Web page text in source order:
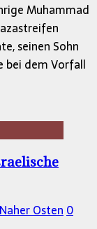
Muhammad
seinen Sohn
bei dem Vorfall
Naher Osten 0